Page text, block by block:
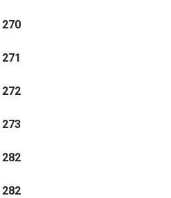
270
271
272
273
282
282